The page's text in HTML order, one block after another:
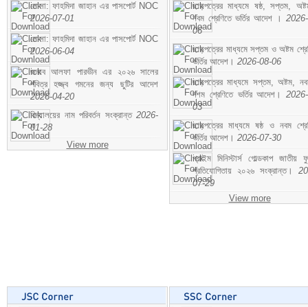
মোসা: ফাহমিদা জাহান এর পাসপোর্ট NOC
2026-07-01
মোসা: ফাহমিদা জাহান এর পাসপোর্ট NOC
2026-06-04
জনাব আলফা পারভীন এর ২০২৬ সালের
পবিত্র হজ্জ্ব গমনের জন্য ছুটির আদেশ
2026-04-20
বিদ্যালয়ের নাম পরিবর্তন সংক্রান্ত 2026-
01-28
View more
ছাড়পত্রের মাধ্যমে ষষ্ঠ, সপ্তম,
নবম শ্রেণিতে ভর্তির আদেশ ।
06
ছাড়পত্রের মাধ্যমে সপ্তম ও অষ্টম
ভর্তির আদেশ। 2026-08-06
ছাড়পত্রের মাধ্যমে সপ্তম, অষ্টম,
দশম শ্রেণিতে ভর্তির আদেশ।
03
ছাড়পত্রের মাধ্যমে ষষ্ঠ ও নবম
ভর্তির আদেশ। 2026-07-30
প্রাইম মিনিস্টার্স গোল্ডকাপ জাতীয়
প্রতিযোগিতায় ২০২৬ সংক্রান্ত।
07-29
View more